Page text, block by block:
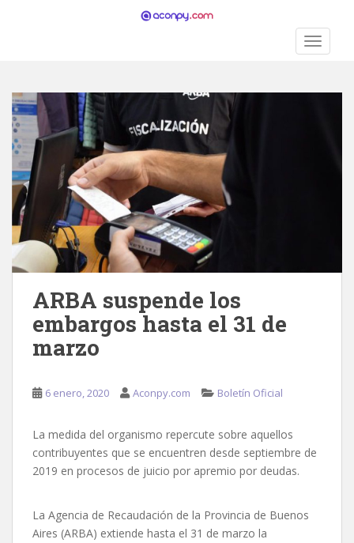
ARBA suspende los
embargos hasta el 31 de
marzo
6 enero, 2020 Aconpy.com Boletín Oficial
La medida del organismo repercute sobre aquellos
contribuyentes que se encuentren desde septiembre de
2019 en procesos de juicio por apremio por deudas.
La Agencia de Recaudación de la Provincia de Buenos
Aires (ARBA) extiende hasta el 31 de marzo la